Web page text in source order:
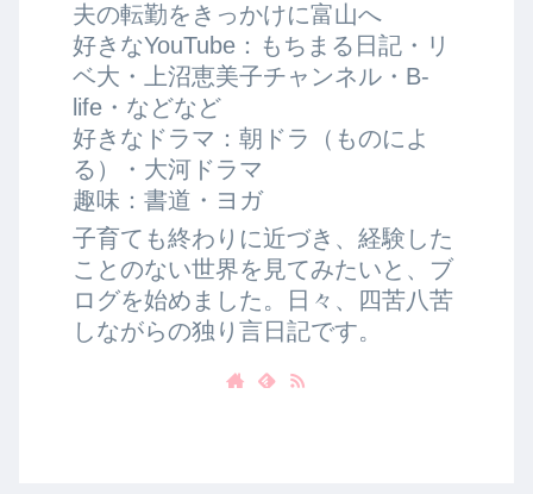
夫の転勤をきっかけに富山へ
好きなYouTube：もちまる日記・リ
ベ大・上沼恵美子チャンネル・B-
life・などなど
好きなドラマ：朝ドラ（ものによ
る）・大河ドラマ
趣味：書道・ヨガ
子育ても終わりに近づき、経験した
ことのない世界を見てみたいと、ブ
ログを始めました。日々、四苦八苦
しながらの独り言日記です。